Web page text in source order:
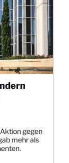
gegen
mehr als